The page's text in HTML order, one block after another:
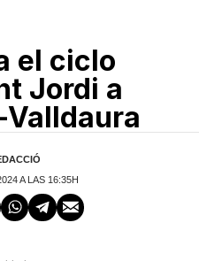
el ciclo
Jordi a
A LAS 16:35H